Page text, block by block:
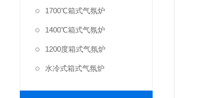
1700℃箱式气氛炉
1400℃箱式气氛炉
1200度箱式气氛炉
水冷式箱式气氛炉